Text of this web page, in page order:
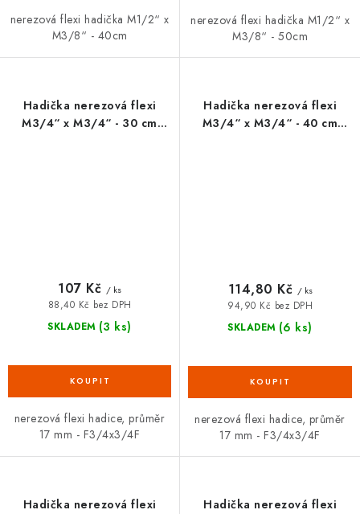
nerezová flexi hadička M1/2“ x
M3/8“ - 40cm
nerezová flexi hadička M1/2“ x
M3/8“ - 50cm
Hadička nerezová flexi
M3/4“ x M3/4“ - 30 cm
SKLADEM (3 ks)
88,40 Kč bez DPH
107 Kč / ks
nerezová flexi hadice, průměr
17 mm - F3/4x3/4F
Hadička nerezová flexi
M3/4“ x M3/4“ - 40 cm
SKLADEM (6 ks)
94,90 Kč bez DPH
114,80 Kč / ks
nerezová flexi hadice, průměr
17 mm - F3/4x3/4F
Hadička nerezová flexi Hadička nerezová flexi